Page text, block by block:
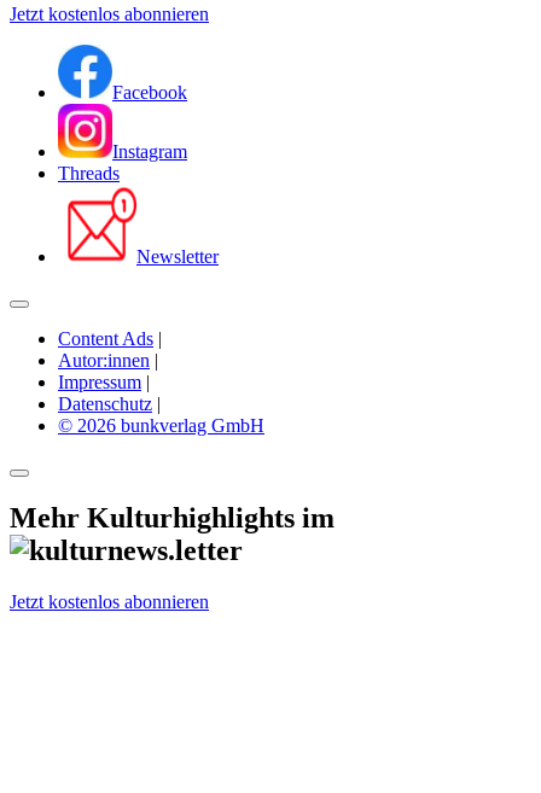
Jetzt kostenlos abonnieren
Facebook
Instagram
Threads
Newsletter
Content Ads |
Autor:innen |
Impressum |
Datenschutz |
© 2026 bunkverlag GmbH
Mehr Kulturhighlights im
Jetzt kostenlos abonnieren